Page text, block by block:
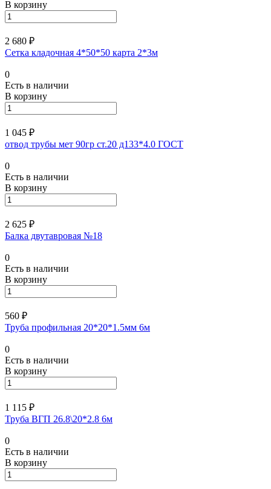
В корзину
2 680 ₽
Сетка кладочная 4*50*50 карта 2*3м
0
Есть в наличии
В корзину
1 045 ₽
отвод трубы мет 90гр ст.20 д133*4.0 ГОСТ
0
Есть в наличии
В корзину
2 625 ₽
Балка двутавровая №18
0
Есть в наличии
В корзину
560 ₽
Труба профильная 20*20*1.5мм 6м
0
Есть в наличии
В корзину
1 115 ₽
Труба ВГП 26.8\20*2.8 6м
0
Есть в наличии
В корзину